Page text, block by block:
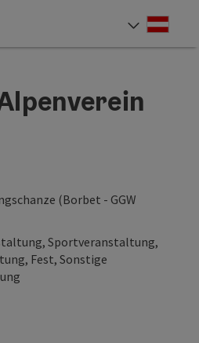
(Borbet - GGW
Sportveranstaltung,
Fest, Sonstige